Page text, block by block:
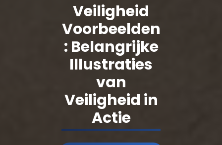
Veiligheid
Voorbeelden
: Belangrijke
Illustraties
van
Veiligheid in
Actie